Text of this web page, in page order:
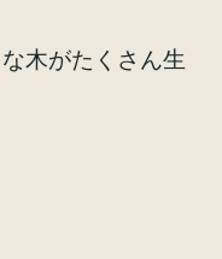
木がたくさん生